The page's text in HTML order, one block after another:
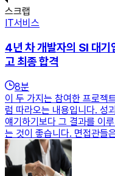
스크랩
IT서비스
4년 차 개발자의 SI 대기
고 최종 합격
8분
이 두 가지는 참여한 프로젝
럼 따라오는 내용입니다. 성
얘기하기보다 그 결과를 이
는 것이 좋습니다. 면접관들